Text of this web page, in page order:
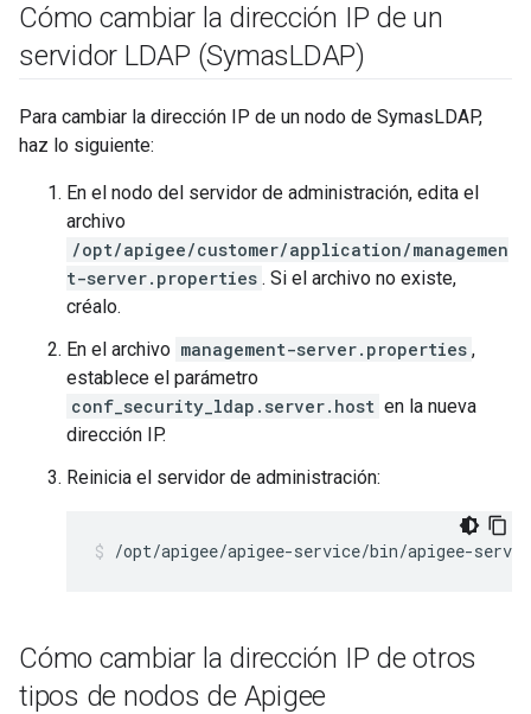
Cómo cambiar la dirección IP de un
servidor LDAP (SymasLDAP)
Para cambiar la dirección IP de un nodo de SymasLDAP,
haz lo siguiente:
En el nodo del servidor de administración, edita el
archivo
/opt/apigee/customer/application/managemen
t-server.properties . Si el archivo no existe,
créalo.
En el archivo management-server.properties ,
establece el parámetro
conf_security_ldap.server.host en la nueva
dirección IP.
Reinicia el servidor de administración:
/opt/apigee/apigee-service/bin/apigee-
Cómo cambiar la dirección IP de otros
tipos de nodos de Apigee